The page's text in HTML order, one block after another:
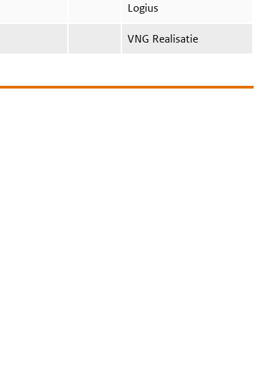
Logius
VNG Realisatie